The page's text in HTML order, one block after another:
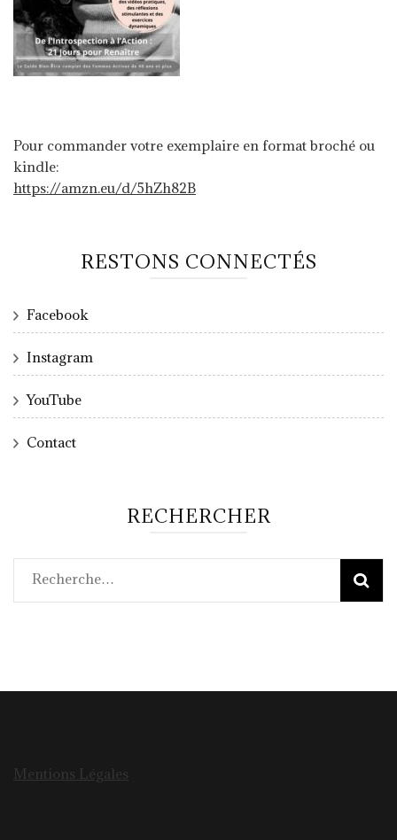
Pour commander votre exemplaire en format broché ou
kindle:
https://amzn.eu/d/5hZh82B
RESTONS CONNECTÉS
Facebook
Instagram
YouTube
Contact
RECHERCHER
Rechercher :
Mentions Légales